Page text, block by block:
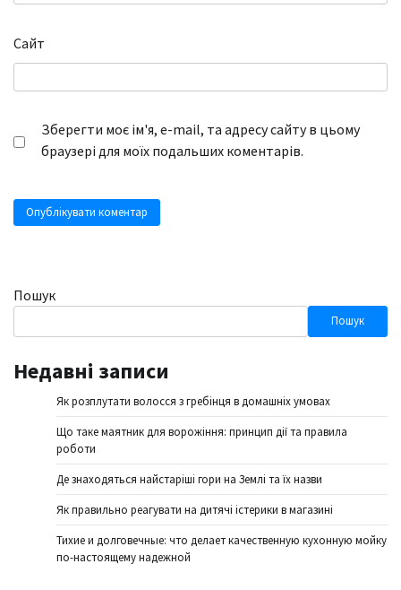
Сайт
Зберегти моє ім'я, e-mail, та адресу сайту в цьому
браузері для моїх подальших коментарів.
Пошук
Пошук
Недавні записи
Як розплутати волосся з гребінця в домашніх умовах
Що таке маятник для ворожіння: принцип дії та правила
роботи
Де знаходяться найстаріші гори на Землі та їх назви
Як правильно реагувати на дитячі істерики в магазині
Тихие и долговечные: что делает качественную кухонную мойку
по-настоящему надежной